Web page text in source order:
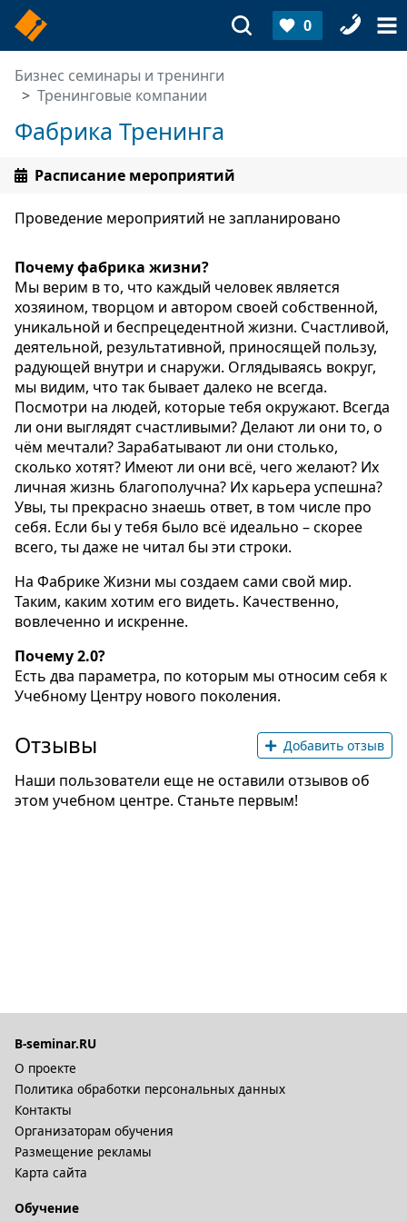
0
Бизнес семинары и тренинги
Тренинговые компании
Фабрика Тренинга
Расписание мероприятий
Проведение мероприятий не запланировано
Почему фабрика жизни?
Мы верим в то, что каждый человек является
хозяином, творцом и автором своей собственной,
уникальной и беспрецедентной жизни. Счастливой,
деятельной, результативной, приносящей пользу,
радующей внутри и снаружи. Оглядываясь вокруг,
мы видим, что так бывает далеко не всегда.
Посмотри на людей, которые тебя окружают. Всегда
ли они выглядят счастливыми? Делают ли они то, о
чём мечтали? Зарабатывают ли они столько,
сколько хотят? Имеют ли они всё, чего желают? Их
личная жизнь благополучна? Их карьера успешна?
Увы, ты прекрасно знаешь ответ, в том числе про
себя. Если бы у тебя было всё идеально – скорее
всего, ты даже не читал бы эти строки.
На Фабрике Жизни мы создаем сами свой мир.
Таким, каким хотим его видеть. Качественно,
вовлеченно и искренне.
Почему 2.0?
Есть два параметра, по которым мы относим себя к
Учебному Центру нового поколения.
Отзывы Добавить отзыв
Наши пользователи еще не оставили отзывов об
этом учебном центре. Станьте первым!
B-seminar.RU
О проекте
Политика обработки персональных данных
Контакты
Организаторам обучения
Размещение рекламы
Карта сайта
Обучение